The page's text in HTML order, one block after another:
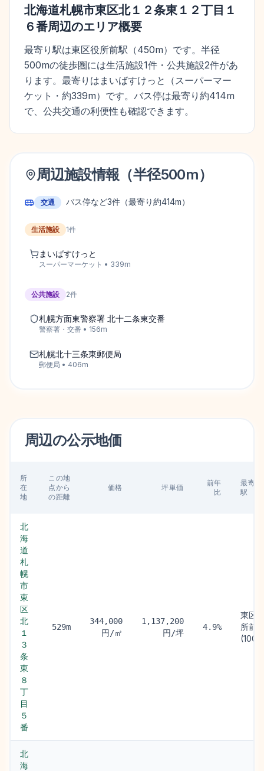
北海道札幌市東区北１２条東１２丁目１
６番周辺のエリア概要
最寄り駅は東区役所前駅（450m）です。半径
500mの徒歩圏には生活施設1件・公共施設2件があ
ります。最寄りはまいばすけっと（スーパーマー
ケット・約339m）です。バス停は最寄り約414m
で、公共交通の利便性も確認できます。
周辺施設情報（半径500m）
交通 バス停など3件 （最寄り約414m）
生活施設 1件
まいばすけっと
スーパーマーケット • 339m
公共施設 2件
札幌方面東警察署 北十二条東交番
警察署・交番 • 156m
札幌北十三条東郵便局
郵便局 • 406m
周辺の公示地価
所
在
地
この地
点から
の距離
価格 坪単価
前年
比
最寄り
駅
北
海
道
札
幌
市
東
区
北
１
３
条
東
８
丁
目
５
番
529m
344,000
円/㎡
1,137,200
円/坪
4.9%
東区
所前
北
海